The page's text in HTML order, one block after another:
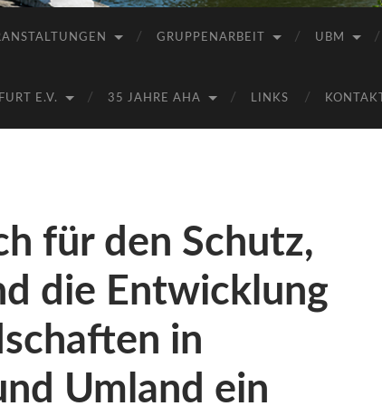
e.V.
GRUPPENARBEIT UBM
E.V. 35 JAHRE AHA LINKS KONTAKT
für den Schutz,
die Entwicklung
in
Umland ein